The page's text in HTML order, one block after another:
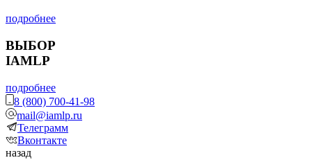
подробнее
ВЫБОР
IAMLP
подробнее
8 (800) 700-41-98
mail@iamlp.ru
Телеграмм
Вконтакте
назад